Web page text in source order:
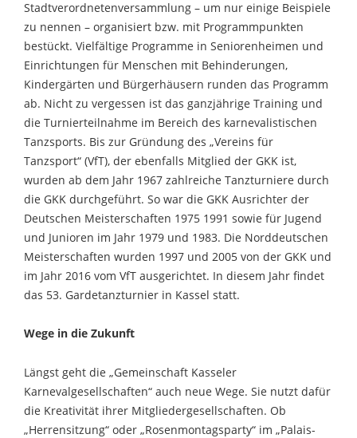
Stadtverordnetenversammlung – um nur einige Beispiele
zu nennen – organisiert bzw. mit Programmpunkten
bestückt. Vielfältige Programme in Seniorenheimen und
Einrichtungen für Menschen mit Behinderungen,
Kindergärten und Bürgerhäusern runden das Programm
ab. Nicht zu vergessen ist das ganzjährige Training und
die Turnierteilnahme im Bereich des karnevalistischen
Tanzsports. Bis zur Gründung des „Vereins für
Tanzsport“ (VfT), der ebenfalls Mitglied der GKK ist,
wurden ab dem Jahr 1967 zahlreiche Tanzturniere durch
die GKK durchgeführt. So war die GKK Ausrichter der
Deutschen Meisterschaften 1975 1991 sowie für Jugend
und Junioren im Jahr 1979 und 1983. Die Norddeutschen
Meisterschaften wurden 1997 und 2005 von der GKK und
im Jahr 2016 vom VfT ausgerichtet. In diesem Jahr findet
das 53. Gardetanzturnier in Kassel statt.
Wege in die Zukunft
Längst geht die „Gemeinschaft Kasseler
Karnevalgesellschaften“ auch neue Wege. Sie nutzt dafür
die Kreativität ihrer Mitgliedergesellschaften. Ob
„Herrensitzung“ oder „Rosenmontagsparty“ im „Palais-